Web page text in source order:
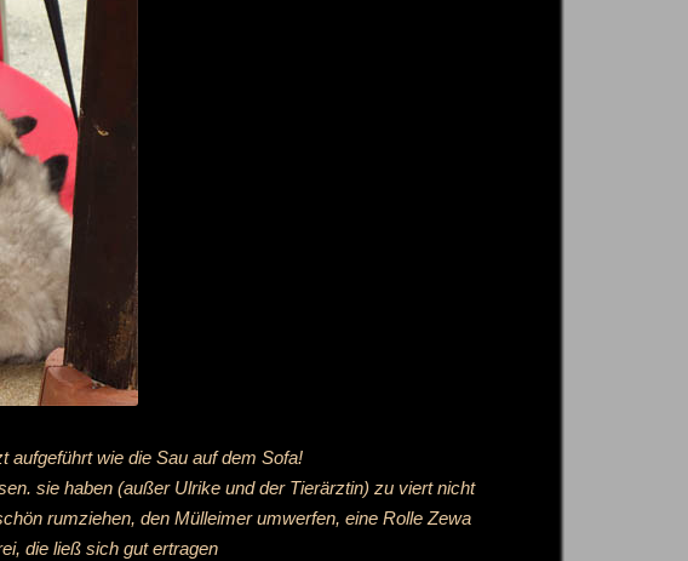
aufgeführt wie die Sau auf dem Sofa!
sie haben (außer Ulrike und der Tierärztin) zu viert nicht
rumziehen, den Mülleimer umwerfen, eine Rolle Zewa
die ließ sich gut ertragen